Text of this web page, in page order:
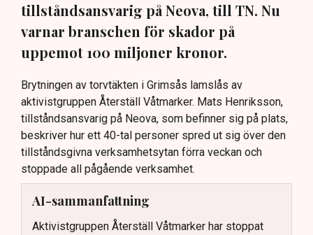
tillståndsansvarig på Neova, till TN. Nu
varnar branschen för skador på
uppemot 100 miljoner kronor.
Brytningen av torvtäkten i Grimsås lamslås av
aktivistgruppen Återställ Våtmarker. Mats Henriksson,
tillståndsansvarig på Neova, som befinner sig på plats,
beskriver hur ett 40-tal personer spred ut sig över den
tillståndsgivna verksamhetsytan förra veckan och
stoppade all pågående verksamhet.
AI-sammanfattning
Aktivistgruppen Återställ Våtmarker har stoppat